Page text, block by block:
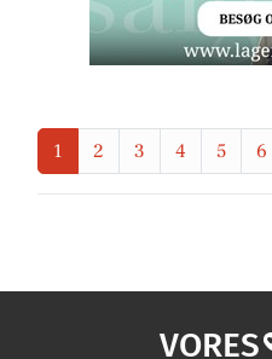
1 2 3 4 5 6
VORES